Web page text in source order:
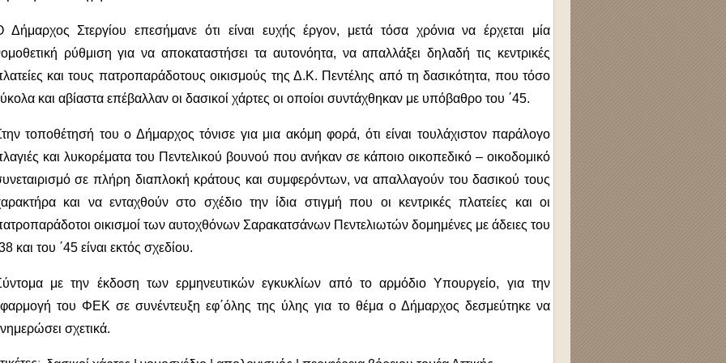
Δήμαρχος Στεργίου επεσήμανε ότι είναι ευχής έργον, μετά τόσα χρόνια να έρχεται μία
ρύθμιση για να αποκαταστήσει τα αυτονόητα, να απαλλάξει δηλαδή τις κεντρικές
και τους πατροπαράδοτους οικισμούς της Δ.Κ. Πεντέλης από τη δασικότητα, που τόσο
και αβίαστα επέβαλλαν οι δασικοί χάρτες οι οποίοι συντάχθηκαν με υπόβαθρο του ΄45.
τοποθέτησή του ο Δήμαρχος τόνισε για μια ακόμη φορά, ότι είναι τουλάχιστον παράλογο
και λυκορέματα του Πεντελικού βουνού που ανήκαν σε κάποιο οικοπεδικό – οικοδομικό
σε πλήρη διαπλοκή κράτους και συμφερόντων, να απαλλαγούν του δασικού τους
και να ενταχθούν στο σχέδιο την ίδια στιγμή που οι κεντρικές πλατείες και οι
οικισμοί των αυτοχθόνων Σαρακατσάνων Πεντελιωτών δομημένες με άδειες του
και του ΄45 είναι εκτός σχεδίου.
με την έκδοση των ερμηνευτικών εγκυκλίων από το αρμόδιο Υπουργείο, για την
του ΦΕΚ σε συνέντευξη εφ΄όλης της ύλης για το θέμα ο Δήμαρχος δεσμεύτηκε να
σχετικά.